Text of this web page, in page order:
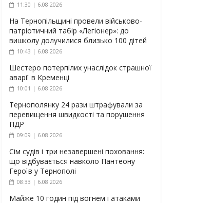
11:30 | 6.08.2026
На Тернопільщині провели військово-
патріотичний табір «Легіонер»: до
вишколу долучилися близько 100 дітей
10:43 | 6.08.2026
Шестеро потерпілих унаслідок страшної
аварії в Кременці
10:01 | 6.08.2026
Тернополянку 24 рази штрафували за
перевищення швидкості та порушення
ПДР
09:09 | 6.08.2026
Сім судів і три незавершені поховання:
що відбувається навколо Пантеону
Героїв у Тернополі
08:33 | 6.08.2026
Майже 10 годин під вогнем і атаками